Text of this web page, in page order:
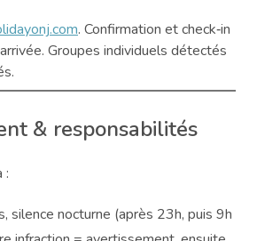
. Confirmation et check‑in
Groupes individuels détectés
& responsabilités
:
silence nocturne (après 23h, puis 9h